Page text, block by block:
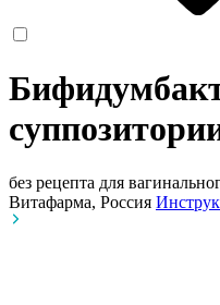
без рецепта для
Витафарма, Россия